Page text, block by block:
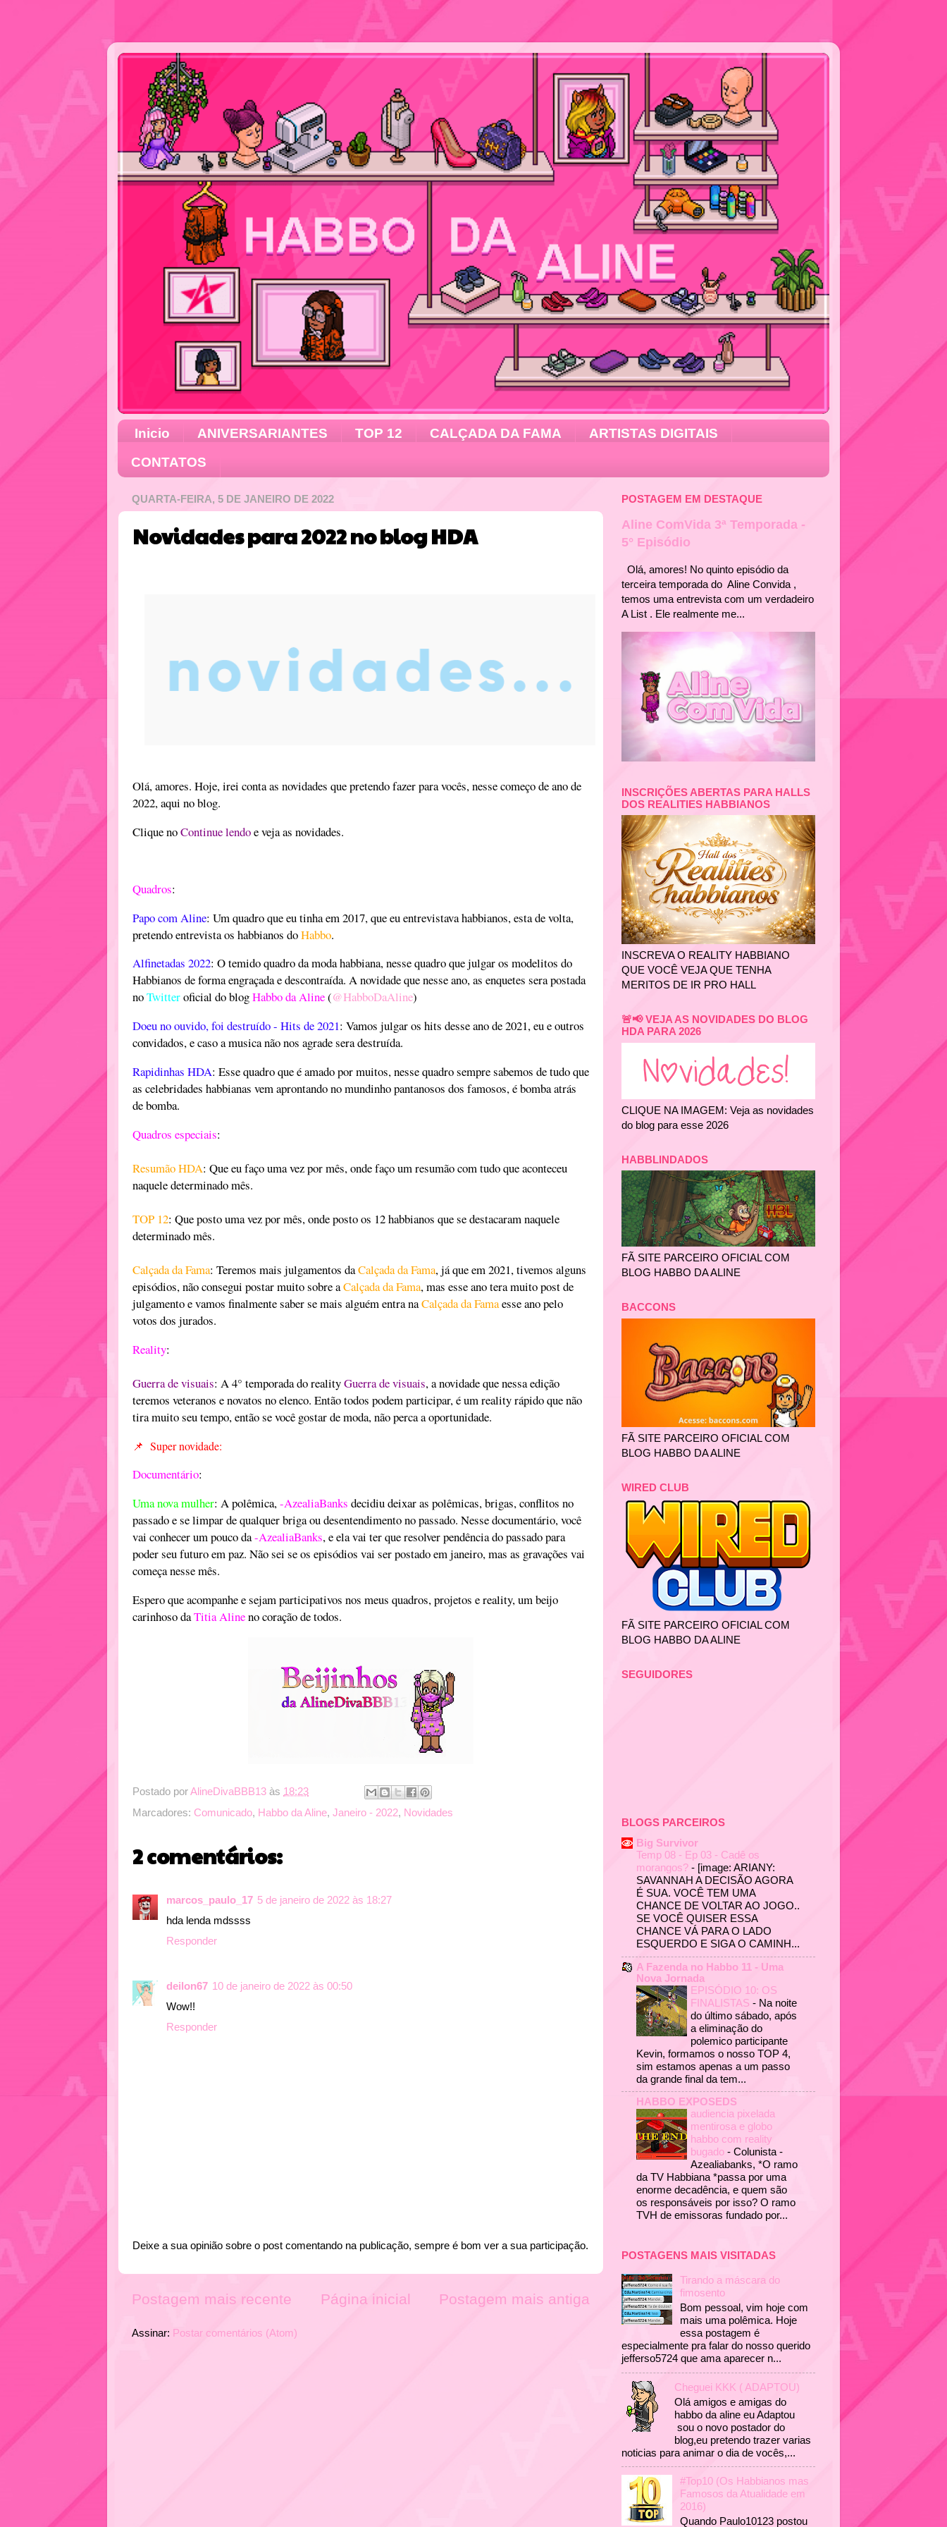
Inicio ANIVERSARIANTES TOP 12 CALÇADA DA FAMA
ARTISTAS DIGITAIS
CONTATOS
QUARTA-FEIRA, 5 DE JANEIRO DE 2022
Novidades para 2022 no blog HDA
Olá, amores. Hoje, irei conta as novidades que pretendo fazer para vocês, nesse começo de ano de
2022, aqui no blog.
Clique noContinue lendoe veja as novidades.
Quadros:
Papo com Aline: Um quadro que eu tinha em 2017, que eu entrevistava habbianos, esta de volta,
pretendo entrevista os habbianos doHabbo.
Alfinetadas 2022: O temido quadro da moda habbiana, nesse quadro que julgar os modelitos do
Habbianos de forma engraçada e descontraída. A novidade que nesse ano, as enquetes sera postada
noTwitteroficial do blogHabbo da Aline(@HabboDaAline)
Doeu no ouvido, foi destruído - Hits de 2021: Vamos julgar os hits desse ano de 2021, eu e outros
convidados, e caso a musica não nos agrade sera destruída.
Rapidinhas HDA: Esse quadro que é amado por muitos, nesse quadro sempre sabemos de tudo que
as celebridades habbianas vem aprontando no mundinho pantanosos dos famosos, é bomba atrás
de bomba.
Quadros especiais:
Resumão HDA: Que eu faço uma vez por mês, onde faço um resumão com tudo que aconteceu
naquele determinado mês.
TOP 12: Que posto uma vez por mês, onde posto os 12 habbianos que se destacaram naquele
determinado mês.
Calçada da Fama: Teremos mais julgamentos daCalçada da Fama, já que em 2021, tivemos alguns
episódios, não consegui postar muito sobre aCalçada da Fama, mas esse ano tera muito post de
julgamento e vamos finalmente saber se mais alguém entra naCalçada da Famaesse ano pelo
votos dos jurados.
Reality:
Guerra de visuais: A 4° temporada do realityGuerra de visuais, a novidade que nessa edição
teremos veteranos e novatos no elenco. Então todos podem participar, é um reality rápido que não
tira muito seu tempo, então se você gostar de moda, não perca a oportunidade.
📌 Super novidade:
Documentário:
Uma nova mulher: A polêmica,-AzealiaBanks decidiu deixar as polêmicas, brigas, conflitos no
passado e se limpar de qualquer briga ou desentendimento no passado. Nesse documentário, você
vai conhecer um pouco da-AzealiaBanks, e ela vai ter que resolver pendência do passado para
poder seu futuro em paz. Não sei se os episódios vai ser postado em janeiro, mas as gravações vai
começa nesse mês.
Espero que acompanhe e sejam participativos nos meus quadros, projetos e reality, um beijo
carinhoso daTitia Alineno coração de todos.
Postado porAlineDivaBBB13 às 18:23
Marcadores: Comunicado, Habbo da Aline, Janeiro - 2022, Novidades
2 comentários:
marcos_paulo_17 5 de janeiro de 2022 às 18:27
hda lenda mdssss
Responder
deilon67 10 de janeiro de 2022 às 00:50
Wow!!
Responder
Deixe a sua opinião sobre o post comentando na publicação, sempre é bom ver a sua participação.
Postagem mais recente Postagem mais antiga
Página inicial
Assinar: Postar comentários (Atom)
POSTAGEM EM DESTAQUE
Aline ComVida 3ª Temporada -
5° Episódio
Olá, amores! No quinto episódio da
terceira temporada do Aline Convida ,
temos uma entrevista com um verdadeiro
A List . Ele realmente me...
INSCRIÇÕES ABERTAS PARA HALLS
DOS REALITIES HABBIANOS
INSCREVA O REALITY HABBIANO
QUE VOCÊ VEJA QUE TENHA
MERITOS DE IR PRO HALL
🚨📢 VEJA AS NOVIDADES DO BLOG
HDA PARA 2026
CLIQUE NA IMAGEM: Veja as novidades
do blog para esse 2026
HABBLINDADOS
FÃ SITE PARCEIRO OFICIAL COM
BLOG HABBO DA ALINE
BACCONS
FÃ SITE PARCEIRO OFICIAL COM
BLOG HABBO DA ALINE
WIRED CLUB
FÃ SITE PARCEIRO OFICIAL COM
BLOG HABBO DA ALINE
SEGUIDORES
BLOGS PARCEIROS
Big Survivor
Temp 08 - Ep 03 - Cadê os
morangos? - [image: ARIANY:
SAVANNAH A DECISÃO AGORA
É SUA. VOCÊ TEM UMA
CHANCE DE VOLTAR AO JOGO..
SE VOCÊ QUISER ESSA
CHANCE VÁ PARA O LADO
ESQUERDO E SIGA O CAMINH...
A Fazenda no Habbo 11 - Uma
Nova Jornada
EPISÓDIO 10: OS
FINALISTAS - Na noite
do último sábado, após
a eliminação do
polemico participante
Kevin, formamos o nosso TOP 4,
sim estamos apenas a um passo
da grande final da tem...
HABBO EXPOSEDS
audiencia pixelada
mentirosa e globo
habbo com reality
bugado - Colunista -
Azealiabanks, *O ramo
da TV Habbiana *passa por uma
enorme decadência, e quem são
os responsáveis por isso? O ramo
TVH de emissoras fundado por...
POSTAGENS MAIS VISITADAS
Tirando a máscara do
fimosento
Bom pessoal, vim hoje com
mais uma polêmica. Hoje
essa postagem é
especialmente pra falar do nosso querido
jefferso5724 que ama aparecer n...
Cheguei KKK ( ADAPTOU)
Olá amigos e amigas do
habbo da aline eu Adaptou
sou o novo postador do
blog,eu pretendo trazer varias
noticias para animar o dia de vocês,...
#Top10 (Os Habbianos mas
Famosos da Atualidade em
2016)
Quando Paulo10123 postou